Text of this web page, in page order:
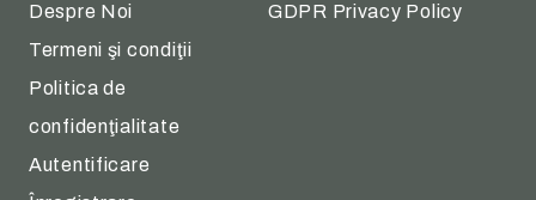
Despre Noi
Termeni şi condiţii
Politica de
confidenţialitate
Autentificare
GDPR Privacy Policy